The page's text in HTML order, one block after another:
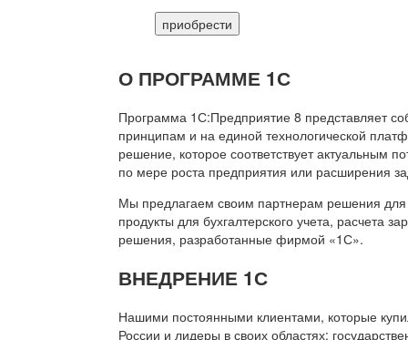
приобрести
О ПРОГРАММЕ 1С
Программа 1С:Предприятие 8 представляет
принципам и на единой технологической
решение, которое соответствует актуальным
по мере роста предприятия или расширения
Мы предлагаем своим партнерам решения для
продукты для бухгалтерского учета, расчета
решения, разработанные фирмой «1С».
ВНЕДРЕНИЕ 1С
Нашими постоянными клиентами, которые
России и лидеры в своих областях: